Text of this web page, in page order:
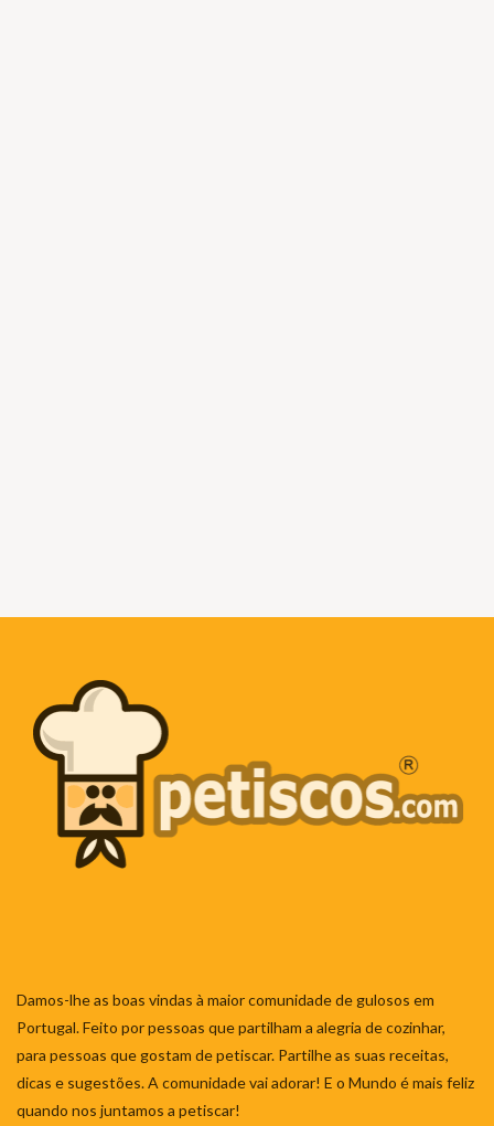
Damos-lhe as boas vindas à maior comunidade de gulosos em
Portugal. Feito por pessoas que partilham a alegria de cozinhar,
para pessoas que gostam de petiscar. Partilhe as suas receitas,
dicas e sugestões. A comunidade vai adorar! E o Mundo é mais feliz
quando nos juntamos a petiscar!